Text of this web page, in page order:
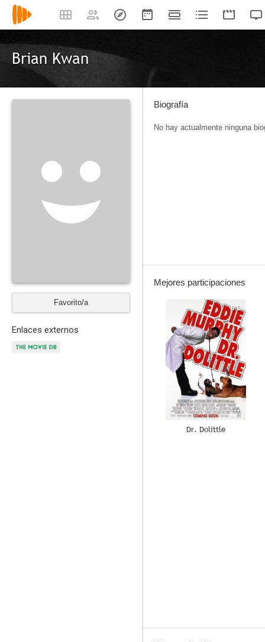
Brian Kwan
Favorito/a
Enlaces externos
Biografía
No hay actualmente ninguna
Mejores participaciones
6.0
Dr. Dolittle